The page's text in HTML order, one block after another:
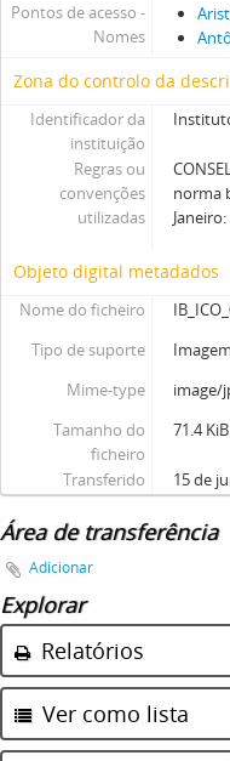
Pontos de acesso -
Nomes
Zona do controlo da
Identificador da
instituição
Regras ou
convenções
utilizadas
norma
Objeto digital metadados
Nome do ficheiro
Tipo de suporte
Imagem
Mime-type
image/
Tamanho do
ficheiro
71.4 KiB
Transferido 15 de
Área de transferência
Adicionar
Explorar
Relatórios
Ver como lista